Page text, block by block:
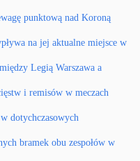
punktową nad Koroną
na jej aktualne miejsce w
Legią Warszawa a
i remisów w meczach
dotychczasowych
bramek obu zespołów w